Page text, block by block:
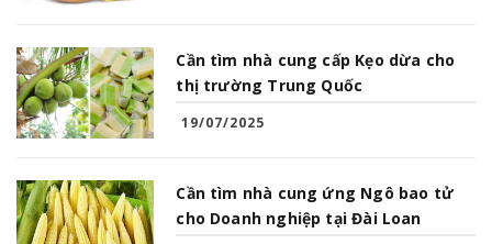
Cần tìm nhà cung cấp Kẹo dừa cho
thị trường Trung Quốc
19/07/2025
Cần tìm nhà cung ứng Ngô bao tử
cho Doanh nghiệp tại Đài Loan